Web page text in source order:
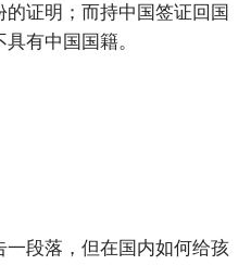
证明；而持中国签证回国
有中国国籍。
一段落，但在国内如何给孩